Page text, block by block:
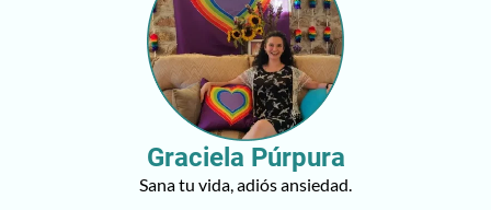
Graciela Púrpura
Sana tu vida, adiós ansiedad.